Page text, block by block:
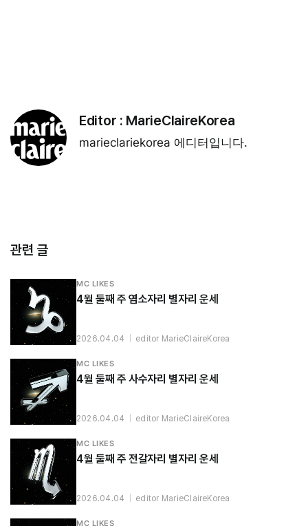
Editor : MarieClaireKorea
marieclariekorea 에디터입니다.
관련 글
MC LIKES
4월 둘째 주 염소자리 별자리 운세
2026.04.04 editor MarieClaireKorea
MC LIKES
4월 둘째 주 사수자리 별자리 운세
2026.04.04 editor MarieClaireKorea
MC LIKES
4월 둘째 주 전갈자리 별자리 운세
2026.04.04 editor MarieClaireKorea
MC LIKES